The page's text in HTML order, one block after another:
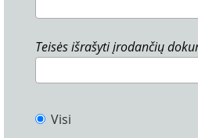
Teisės išrašyti įrodančių
Visi